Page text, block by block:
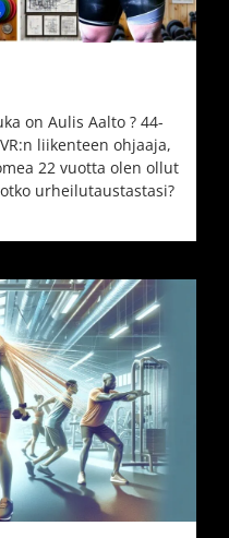
on Aulis Aalto ? 44-
liikenteen ohjaaja,
22 vuotta olen ollut
urheilutaustastasi?